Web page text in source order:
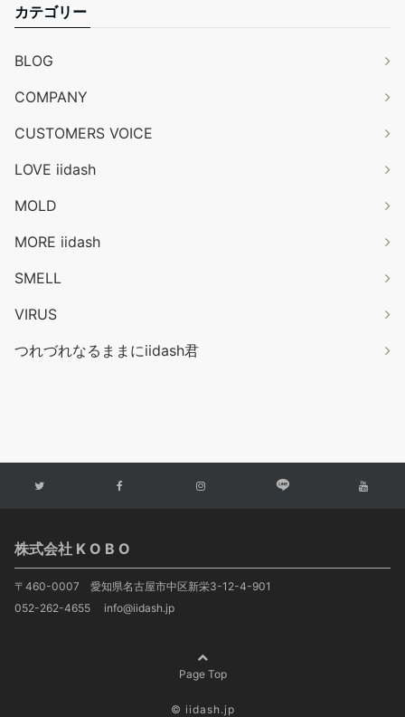
カテゴリー
BLOG
COMPANY
CUSTOMERS VOICE
LOVE iidash
MOLD
MORE iidash
SMELL
VIRUS
つれづれなるままにiidash君
株式会社 K O B O
〒460-0007 愛知県名古屋市中区新栄3-12-4-901
052-262-4655 info@iidash.jp
Page Top
© iidash.jp